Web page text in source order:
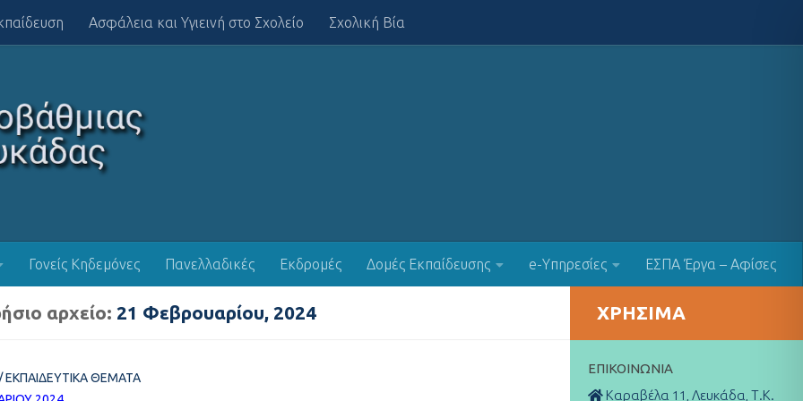
Ασφάλεια και Υγιεινή στο Σχολείο Σχολική Βία
Γονείς Κηδεμόνες Πανελλαδικές Εκδρομές Δομές Εκπαίδευσης e-Υπηρεσίες ΕΣΠΑ Έργα – Αφίσες
αρχείο: 21 Φεβρουαρίου, 2024
/ΕΚΠΑΙΔΕΥΤΙΚΆ ΘΈΜΑΤΑ
ΧΡΉΣΙΜΑ
ΕΠΙΚΟΙΝΩΝΊΑ
Καραβέλα 11, Λευκάδα, Τ.Κ.